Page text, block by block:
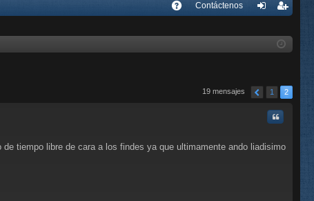
Contáctenos
ar
ist
rs
e
19 mensajes 1 2
Citar
tiempo libre de cara a los findes ya que ultimamente ando liadisimo